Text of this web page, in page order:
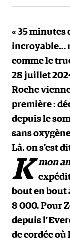
« 35 minutes
incroyable…
comme le
28 juillet
Roche
première :
depuis le
sans
Là, on s’est
K mon
bout en bout
8 000. Pour
depuis
de cordée où